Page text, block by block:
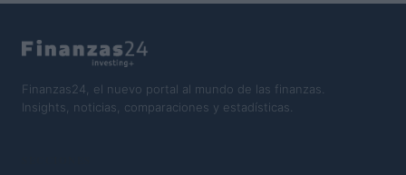
Finanzas24, el nuevo portal al mundo de las finanzas.
Insights, noticias, comparaciones y estadísticas.